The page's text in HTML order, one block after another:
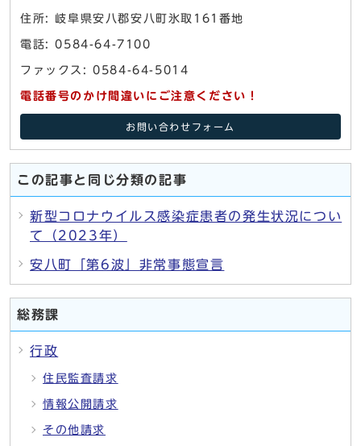
住所: 岐阜県安八郡安八町氷取161番地
電話: 0584-64-7100
ファックス: 0584-64-5014
電話番号のかけ間違いにご注意ください！
お問い合わせフォーム
この記事と同じ分類の記事
新型コロナウイルス感染症患者の発生状況につい
て（2023年）
安八町「第6波」非常事態宣言
総務課
行政
住民監査請求
情報公開請求
その他請求